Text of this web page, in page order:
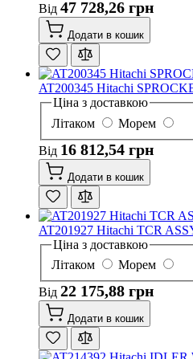
Від 47 728,26 грн
Додати в кошик
AT200345 Hitachi
Ціна з доставкою
Літаком
Морем
Від 16 812,54 грн
Додати в кошик
AT201927 Hitachi TCR
Ціна з доставкою
Літаком
Морем
Від 22 175,88 грн
Додати в кошик